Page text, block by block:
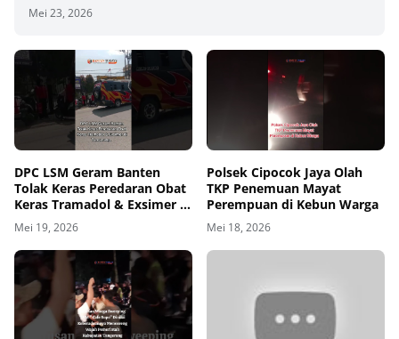
Mei 23, 2026
DPC LSM Geram Banten
Tolak Keras Peredaran Obat
Keras Tramadol & Exsimer di
Tangerang
Mei 19, 2026
Polsek Cipocok Jaya Olah
TKP Penemuan Mayat
Perempuan di Kebun Warga
Mei 18, 2026